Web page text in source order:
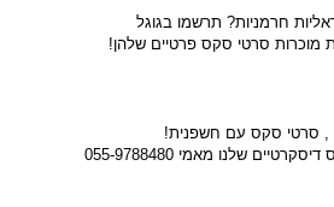
חרמניות? תרשמו בגוגל
שלנו מאמי 055-9788480